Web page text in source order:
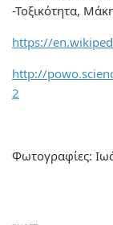
-Τοξικότητα,
https://
http://
2
Φωτογραφίες: